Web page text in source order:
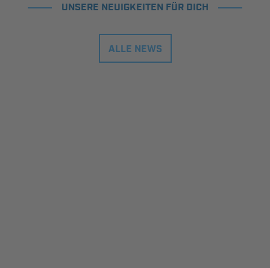
UNSERE NEUIGKEITEN FÜR DICH
ALLE NEWS